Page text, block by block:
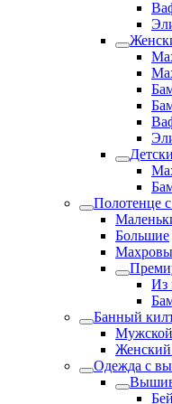
Полотенце
Большие
Из
Банный
Одежда с